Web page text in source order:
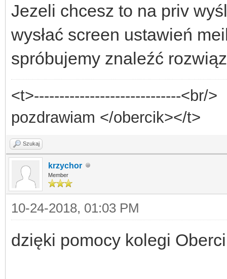
Jezeli chcesz to na priv
wysłać screen ustawień
spróbujemy znaleźć
<t>-----------------------------<br/>
pozdrawiam </obercik></t>
Szukaj
krzychor
Member
10-24-2018, 01:03 PM
dzięki pomocy kolegi